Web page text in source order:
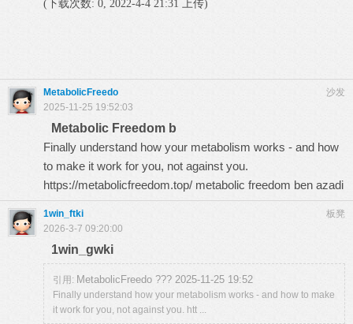
(下载次数: 0, 2022-4-4 21:31 上传)
沙发
MetabolicFreedo
2025-11-25 19:52:03
Metabolic Freedom b
Finally understand how your metabolism works - and how
to make it work for you, not against you.
https://metabolicfreedom.top/ metabolic freedom ben azadi
板凳
1win_ftki
2026-3-7 09:20:00
1win_gwki
引用: MetabolicFreedo ??? 2025-11-25 19:52
Finally understand how your metabolism works - and how to make
it work for you, not against you. htt ...